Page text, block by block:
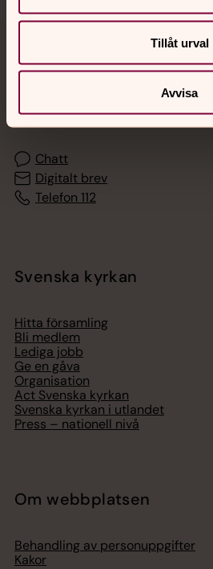
Tillåt urval
Avvisa
Jourhavande präst
Akut samtals- och krisstöd. Prata
med en präst på kvällar och
Chatt
Digitalt brev
Telefon 112
Svenska kyrkan
Hitta församling
Bli medlem
Lediga jobb
Ge en gåva
Organisation
Act Svenska kyrkan
Svenska kyrkan i utlandet
Press – nationell nivå
Om webbplatsen
Behandling av personuppgifter
Kakor